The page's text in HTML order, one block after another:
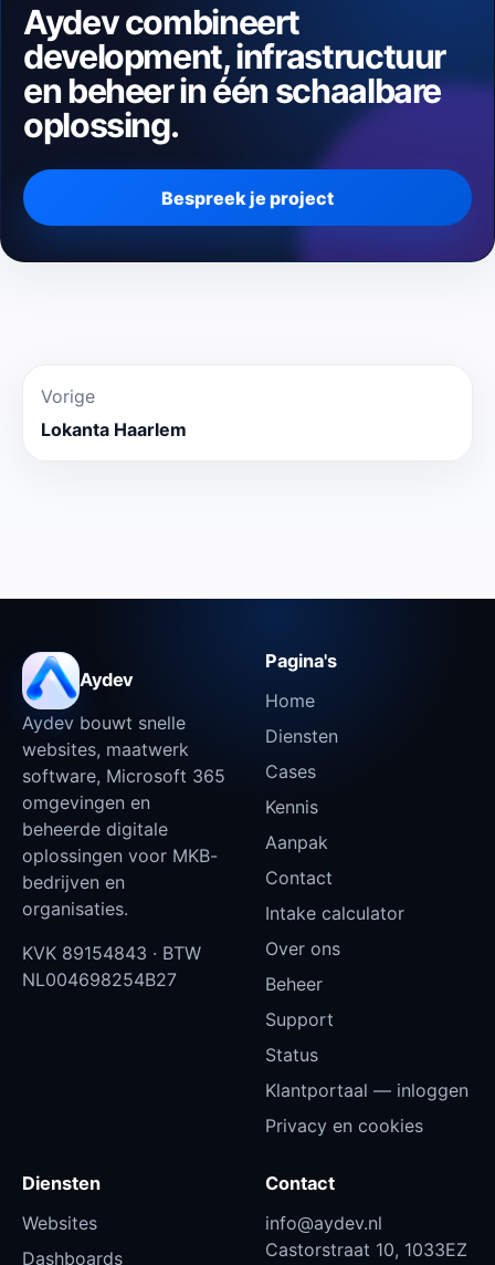
Aydev combineert
development, infrastructuur
en beheer in één schaalbare
oplossing.
Bespreek je project
Vorige
Lokanta Haarlem
Aydev
Aydev bouwt snelle
websites, maatwerk
software, Microsoft 365
omgevingen en
beheerde digitale
oplossingen voor MKB-
bedrijven en
organisaties.
KVK 89154843 · BTW
NL004698254B27
Pagina's
Home
Diensten
Cases
Kennis
Aanpak
Contact
Intake calculator
Over ons
Beheer
Support
Status
Klantportaal — inloggen
Privacy en cookies
Diensten
Websites
Dashboards
Contact
info@aydev.nl
Castorstraat 10, 1033EZ